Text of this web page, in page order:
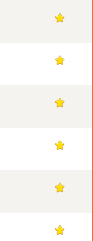
1
1
1
1
1
1